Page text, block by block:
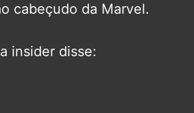
cabeçudo da Marvel.
insider disse: